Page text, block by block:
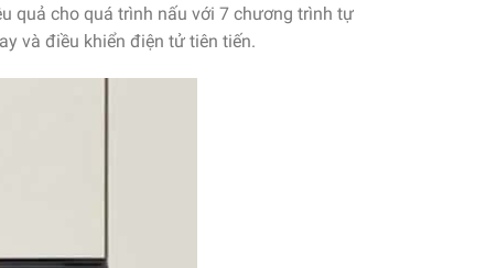
quả cho quá trình nấu với 7 chương trình tự
và điều khiển điện tử tiên tiến.